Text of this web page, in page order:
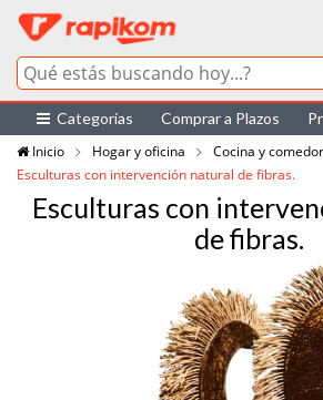
Categorías Comprar a Plazos
Inicio
Hogar y oficina
Cocina y comedor
Esculturas con intervención natural de fibras.
Esculturas con
de fibras.